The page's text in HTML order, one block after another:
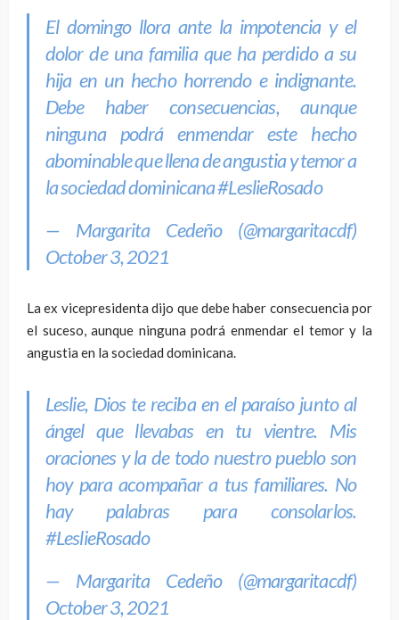
El domingo llora ante la impotencia y el
dolor de una familia que ha perdido a su
hija en un hecho horrendo e indignante.
Debe haber consecuencias, aunque
ninguna podrá enmendar este hecho
abominable que llena de angustia y temor a
la sociedad dominicana#LeslieRosado
— Margarita Cedeño (@margaritacdf)
October 3, 2021
La ex vicepresidenta dijo que debe haber consecuencia por
el suceso, aunque ninguna podrá enmendar el temor y la
angustia en la sociedad dominicana.
Leslie, Dios te reciba en el paraíso junto al
ángel que llevabas en tu vientre. Mis
oraciones y la de todo nuestro pueblo son
hoy para acompañar a tus familiares. No
hay palabras para consolarlos.
#LeslieRosado
— Margarita Cedeño (@margaritacdf)
October 3, 2021